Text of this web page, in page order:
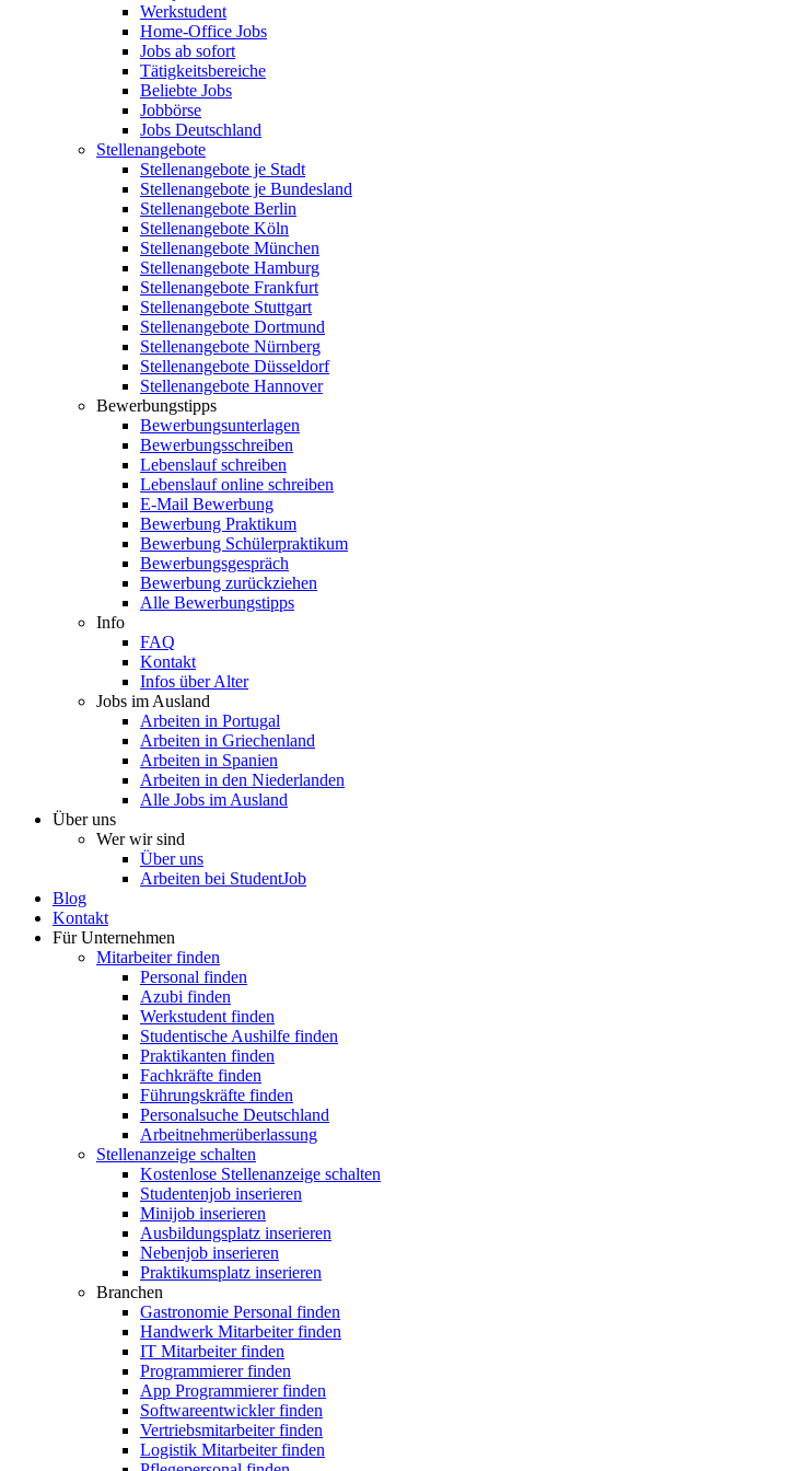
Werkstudent
Home-Office Jobs
Jobs ab sofort
Tätigkeitsbereiche
Beliebte Jobs
Jobbörse
Jobs Deutschland
Stellenangebote
Stellenangebote je Stadt
Stellenangebote je Bundesland
Stellenangebote Berlin
Stellenangebote Köln
Stellenangebote München
Stellenangebote Hamburg
Stellenangebote Frankfurt
Stellenangebote Stuttgart
Stellenangebote Dortmund
Stellenangebote Nürnberg
Stellenangebote Düsseldorf
Stellenangebote Hannover
Bewerbungstipps
Bewerbungsunterlagen
Bewerbungsschreiben
Lebenslauf schreiben
Lebenslauf online schreiben
E-Mail Bewerbung
Bewerbung Praktikum
Bewerbung Schülerpraktikum
Bewerbungsgespräch
Bewerbung zurückziehen
Alle Bewerbungstipps
Info
FAQ
Kontakt
Infos über Alter
Jobs im Ausland
Arbeiten in Portugal
Arbeiten in Griechenland
Arbeiten in Spanien
Arbeiten in den Niederlanden
Alle Jobs im Ausland
Über uns
Wer wir sind
Über uns
Arbeiten bei StudentJob
Blog
Kontakt
Für Unternehmen
Mitarbeiter finden
Personal finden
Azubi finden
Werkstudent finden
Studentische Aushilfe finden
Praktikanten finden
Fachkräfte finden
Führungskräfte finden
Personalsuche Deutschland
Arbeitnehmerüberlassung
Stellenanzeige schalten
Kostenlose Stellenanzeige schalten
Studentenjob inserieren
Minijob inserieren
Ausbildungsplatz inserieren
Nebenjob inserieren
Praktikumsplatz inserieren
Branchen
Gastronomie Personal finden
Handwerk Mitarbeiter finden
IT Mitarbeiter finden
Programmierer finden
App Programmierer finden
Softwareentwickler finden
Vertriebsmitarbeiter finden
Logistik Mitarbeiter finden